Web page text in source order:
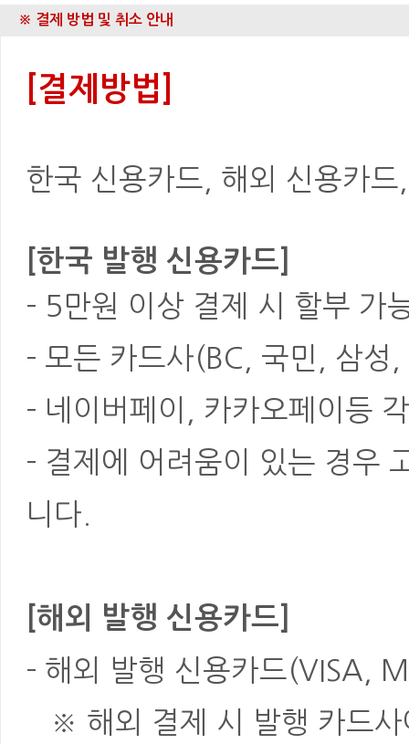
※ 결제 방법 및 취소 안내
[결제방법]
한국 신용카드, 해외 신용카
[한국 발행 신용카드]
- 5만원 이상 결제 시 할부 가
- 모든 카드사(BC, 국민, 삼성
- 네이버페이, 카카오페이등
- 결제에 어려움이 있는 경우
니다.
[해외 발행 신용카드]
- 해외 발행 신용카드(VISA,
※ 해외 결제 시 발행 카드사